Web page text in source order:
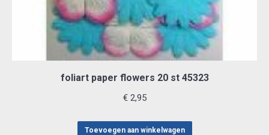
foliart paper flowers 20 st 45323
€2,95
Toevoegen aan winkelwagen